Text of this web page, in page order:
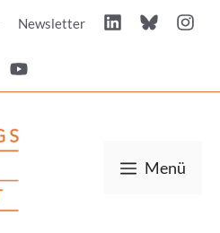
Newsletter
Menü